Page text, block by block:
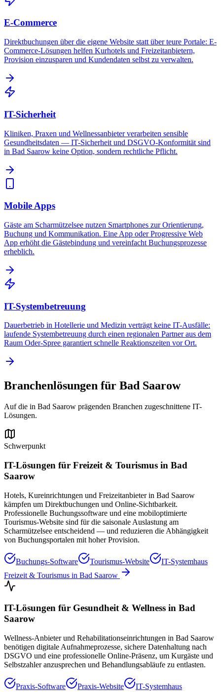
E-Commerce
Direktbuchungen über die eigene Website statt über teure Portale: E-
Commerce-Lösungen helfen Kurhotels und Freizeitanbietern,
Provision einzusparen und Kundendaten selbst zu verwalten.
IT-Sicherheit
Kliniken, Praxen und Wellnessanbieter verarbeiten sensible
Gesundheitsdaten — IT-Sicherheit und DSGVO-Konformität sind
in Bad Saarow keine Option, sondern rechtliche Pflicht.
Mobile Apps
Gäste am Scharmützelsee nutzen Smartphones zur Orientierung,
Buchung und Kommunikation. Eine App oder Progressive Web
App erhöht die Gästebindung und vereinfacht Buchungsprozesse
erheblich.
IT-Systembetreuung
Dauerbetrieb in Hotellerie und Medizin verträgt keine IT-Ausfälle:
laufende Systembetreuung durch einen regionalen Partner aus dem
Raum Oder-Spree garantiert schnelle Reaktionszeiten vor Ort.
Branchenlösungen für Bad Saarow
Auf die in Bad Saarow prägenden Branchen zugeschnittene IT-
Lösungen.
Schwerpunkt
IT-Lösungen für Freizeit & Tourismus in Bad
Saarow
Hotels, Kureinrichtungen und Freizeitanbieter in Bad Saarow
kämpfen um Direktbuchungen und Online-Sichtbarkeit.
Professionelle Buchungssoftware und eine mobiloptimierte
Tourismus-Website sind für die saisonale Auslastung am
Scharmützelsee entscheidend — und reduzieren die Abhängigkeit
von Buchungsportalen mit hoher Provision.
Buchungs-Software Tourismus-Website
IT-Systemhaus
Freizeit & Tourismus in Bad Saarow
IT-Lösungen für Gesundheit & Wellness in Bad
Saarow
Wellness-Anbieter und Rehabilitationseinrichtungen in Bad Saarow
benötigen digitale Aufnahmeprozesse, sichere Datenhaltung nach
DSGVO und eine professionelle Online-Präsenz, um Kurgäste und
Selbstzahler anzusprechen und Behandlungsabläufe zu entlasten.
Praxis-Software Praxis-Website
IT-Systemhaus